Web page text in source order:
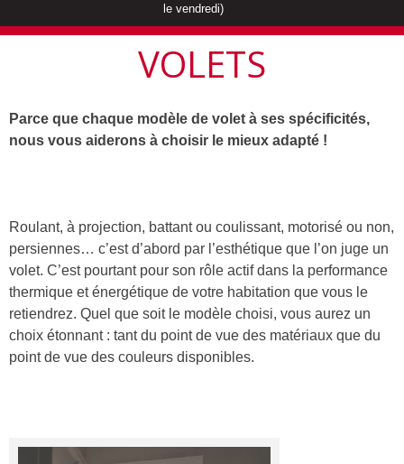
le vendredi)
VOLETS
Parce que chaque modèle de volet à ses spécificités,
nous vous aiderons à choisir le mieux adapté !
Roulant, à projection, battant ou coulissant, motorisé ou non,
persiennes… c’est d’abord par l’esthétique que l’on juge un
volet. C’est pourtant pour son rôle actif dans la performance
thermique et énergétique de votre habitation que vous le
retiendrez. Quel que soit le modèle choisi, vous aurez un
choix étonnant : tant du point de vue des matériaux que du
point de vue des couleurs disponibles.